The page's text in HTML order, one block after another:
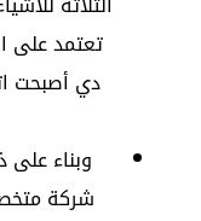
تعتمد على
دي أصبحت
وبناء
شركة